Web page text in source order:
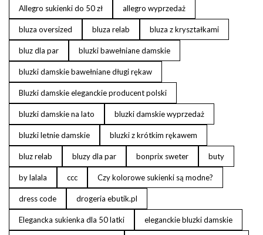
Allegro sukienki do 50 zł allegro wyprzedaż
bluza oversized bluza relab bluza z kryształkami
bluz dla par bluzki bawełniane damskie
bluzki damskie bawełniane długi rękaw
Bluzki damskie eleganckie producent polski
bluzki damskie na lato bluzki damskie wyprzedaż
bluzki letnie damskie bluzki z krótkim rękawem
bluz relab bluzy dla par bonprix sweter buty
by lalala ccc Czy kolorowe sukienki są modne?
dress code drogeria ebutik.pl
Elegancka sukienka dla 50 latki eleganckie bluzki damskie